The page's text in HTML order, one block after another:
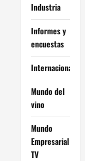
Industria
Informes y
encuestas
Internacional
Mundo del
vino
Mundo
Empresarial
TV